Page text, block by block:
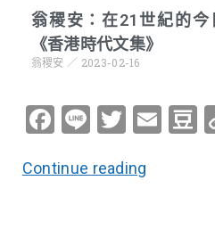
翁稷安：在21世紀的
《香港時代文集》
翁稷安 2023-02-16
Facebook
LineTwitter
Continue reading